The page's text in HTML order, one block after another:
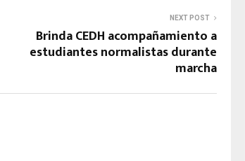
NEXT POST
Brinda CEDH acompañamiento a
estudiantes normalistas durante
marcha